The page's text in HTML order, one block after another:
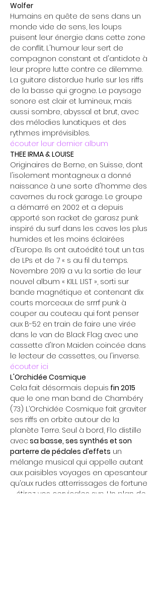
Wolfer
Humains en quête de sens dans un
monde vide de sens, les loups
puisent leur énergie dans cette zone
de conflit. L'humour leur sert de
compagnon constant et d'antidote à
leur propre lutte contre ce dilemme.
La guitare distordue hurle sur les riffs
de la basse qui grogne. Le paysage
sonore est clair et lumineux, mais
aussi sombre, abyssal et brut, avec
des mélodies lunatiques et des
rythmes imprévisibles.
écouter leur dernier album
THEE IRMA & LOUISE
Originaires de Berne, en Suisse, dont
l'isolement montagneux a donné
naissance à une sorte d'homme des
cavernes du rock garage. Le groupe
a démarré en 2002 et a depuis
apporté son racket de garasz punk
inspiré du surf dans les caves les plus
humides et les moins éclairées
d'Europe. Ils ont autoédité tout un tas
de LPs et de 7 « s au fil du temps.
Novembre 2019 a vu la sortie de leur
nouvel album « KILL LIST », sorti sur
bande magnétique et contenant dix
courts morceaux de srrrf punk à
couper au couteau qui font penser
aux B-52 en train de faire une virée
dans le van de Black Flag avec une
cassette d'Iron Maiden coincée dans
le lecteur de cassettes, ou l'inverse.
écouter ici
L'Orchidée Cosmique
Cela fait désormais depuis fin 2015
que le one man band de Chambéry
(73) L’Orchidée Cosmique fait graviter
ses riffs en orbite autour de la
planète Terre. Seul à bord, Flo distille
avec sa basse, ses synthés et son
parterre de pédales d’effets un
mélange musical qui appelle autant
aux paisibles voyages en apesanteur
qu’aux rudes atterrissages de fortune
– étirez vos cervicales svp. Un plan de